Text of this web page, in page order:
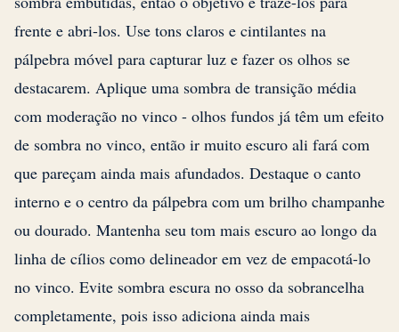
frente e abri-los. Use tons claros e cintilantes na
pálpebra móvel para capturar luz e fazer os olhos se
destacarem. Aplique uma sombra de transição média
com moderação no vinco - olhos fundos já têm um efeito
de sombra no vinco, então ir muito escuro ali fará com
que pareçam ainda mais afundados. Destaque o canto
interno e o centro da pálpebra com um brilho champanhe
ou dourado. Mantenha seu tom mais escuro ao longo da
linha de cílios como delineador em vez de empacotá-lo
no vinco. Evite sombra escura no osso da sobrancelha
completamente, pois isso adiciona ainda mais